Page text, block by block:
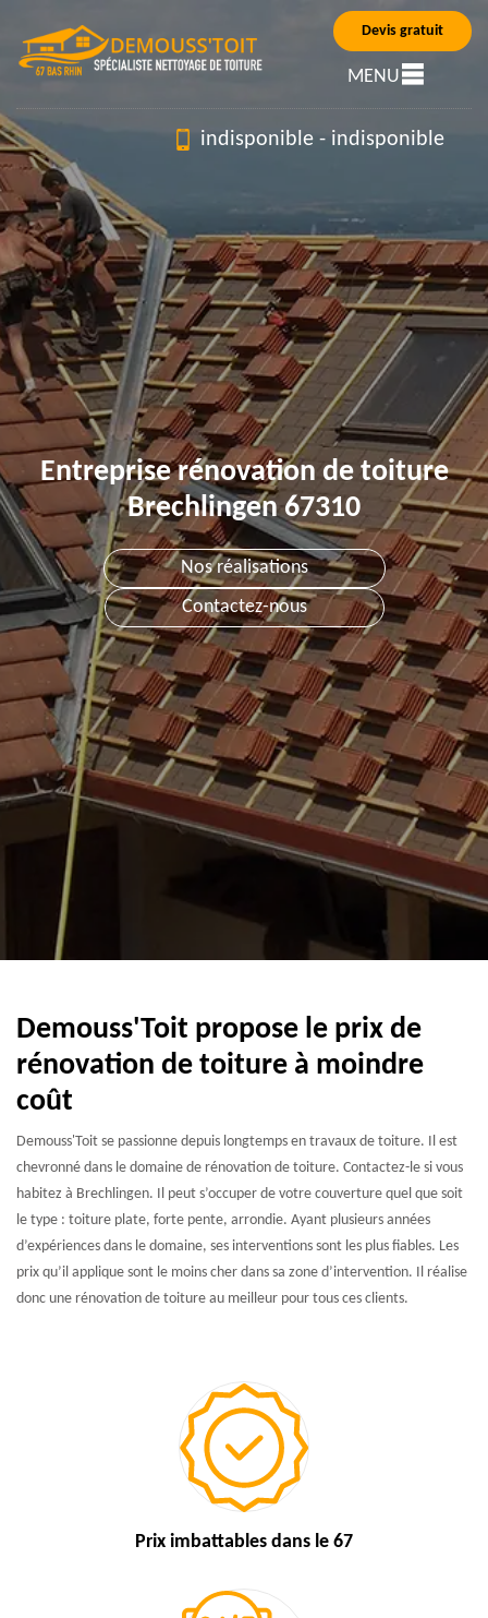
Devis gratuit
MENU
indisponible - indisponible
Entreprise rénovation de toiture
Brechlingen 67310
Nos réalisations
Contactez-nous
Demouss'Toit propose le prix de
rénovation de toiture à moindre
coût
Demouss'Toit se passionne depuis longtemps en travaux de toiture. Il est
chevronné dans le domaine de rénovation de toiture. Contactez-le si vous
habitez à Brechlingen. Il peut s’occuper de votre couverture quel que soit
le type : toiture plate, forte pente, arrondie. Ayant plusieurs années
d’expériences dans le domaine, ses interventions sont les plus fiables. Les
prix qu’il applique sont le moins cher dans sa zone d’intervention. Il réalise
donc une rénovation de toiture au meilleur pour tous ces clients.
Prix imbattables dans le 67